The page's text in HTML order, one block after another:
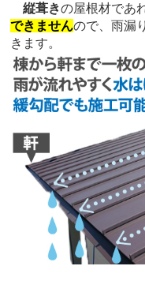
縦葺きの屋根材であ
できませんので、雨漏
きます。